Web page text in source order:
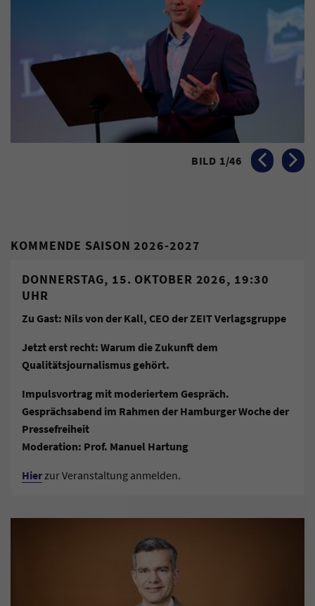
BILD 1/46 VORHERIGES
KOMMENDE SAISON 2026-2027
DONNERSTAG, 15. OKTOBER 2026, 19:30
UHR
Zu Gast: Nils von der Kall, CEO der ZEIT Verlagsgruppe
Jetzt erst recht: Warum die Zukunft dem
Qualitätsjournalismus gehört.
Impulsvortrag mit moderiertem Gespräch.
Gesprächsabend im Rahmen der Hamburger Woche der
Pressefreiheit
Moderation: Prof. Manuel Hartung
Hierzur Veranstaltung anmelden.